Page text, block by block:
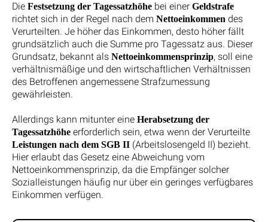
Die Festsetzung der Tagessatzhöhe bei einer Geldstrafe
richtet sich in der Regel nach dem Nettoeinkommen des
Verurteilten. Je höher das Einkommen, desto höher fällt
grundsätzlich auch die Summe pro Tagessatz aus. Dieser
Grundsatz, bekannt als Nettoeinkommensprinzip, soll eine
verhältnismäßige und den wirtschaftlichen Verhältnissen
des Betroffenen angemessene Strafzumessung
gewährleisten.
Allerdings kann mitunter eine Herabsetzung der
Tagessatzhöhe erforderlich sein, etwa wenn der Verurteilte
Leistungen nach dem SGB II (Arbeitslosengeld II) bezieht.
Hier erlaubt das Gesetz eine Abweichung vom
Nettoeinkommensprinzip, da die Empfänger solcher
Sozialleistungen häufig nur über ein geringes verfügbares
Einkommen verfügen.